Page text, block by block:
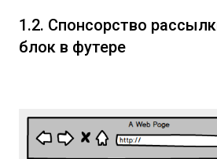
1.2. Спонсорство
блок в футере